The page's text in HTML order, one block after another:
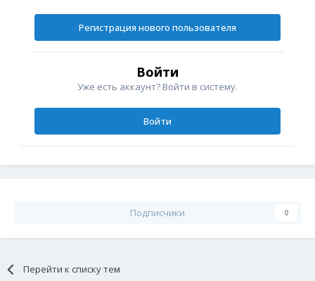
Регистрация нового пользователя
Войти
Уже есть аккаунт? Войти в систему.
Войти
Подписчики 0
Перейти к списку тем